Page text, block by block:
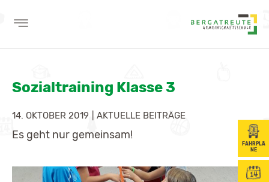
WIR
LERNEN
SCHULE
SCHÜLER
FAHRPLÄ
NE
Sozialtraining Klasse 3
14. OKTOBER 2019 AKTUELLE BEITRÄGE
Es geht nur gemeinsam!